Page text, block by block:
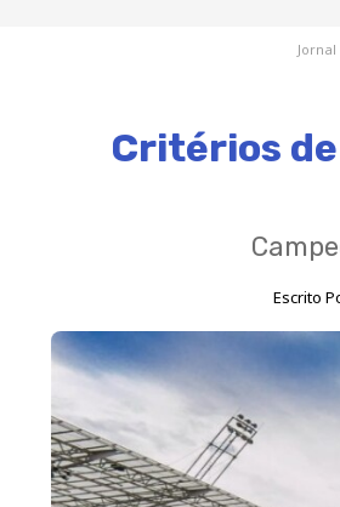
Jornal
Critérios
Escrito